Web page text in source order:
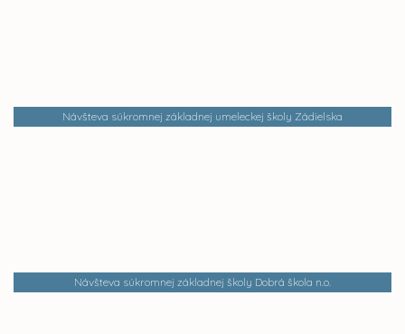
Návšteva súkromnej základnej umeleckej školy Zádielska
Návšteva súkromnej základnej školy Dobrá škola n.o.